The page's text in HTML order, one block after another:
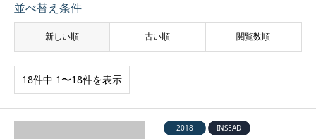
並べ替え条件
新しい順 古い順 閲覧数順
18件中 1〜18件を表示
2018 INSEAD